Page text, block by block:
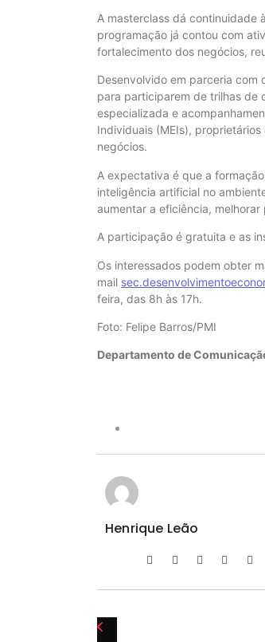
A masterclass dá continuidade
programação já contou com
fortalecimento dos negócios,
Desenvolvido em parceria com
para participarem de trilhas de
especializada e
Individuais (MEIs),
negócios.
A expectativa é que a
inteligência artificial no
aumentar a eficiência,
A participação é gratuita e as
Os interessados podem obter
mail
feira, das 8h às 17h.
Foto: Felipe Barros/PMI
Departamento de
Henrique Leão